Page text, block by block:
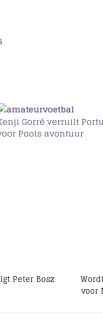
Gorré verruilt
Pools avontuur
Peter Bosz
voor